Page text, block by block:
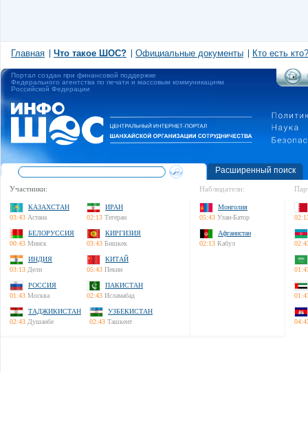
Главная Что такое ШОС? Официальные документы Кто есть кто?
Портал создан при финансовой поддержке
Федерального агентства по печати и массовым коммуникациям
Российской Федерации
Расширенный поиск
Участники:
КАЗАХСТАН
03:43 Астана
ИРАН
02:13 Тегеран
БЕЛОРУССИЯ
00:43 Минск
КИРГИЗИЯ
03:43 Бишкек
ИНДИЯ
03:13 Дели
КИТАЙ
05:43 Пекин
РОССИЯ
01:43 Москва
ПАКИСТАН
02:43 Исламабад
ТАДЖИКИСТАН
02:43 Душанбе
УЗБЕКИСТАН
02:43 Ташкент
Наблюдатели:
Монголия
05:43 Улан-Батор
Афганистан
02:13 Кабул